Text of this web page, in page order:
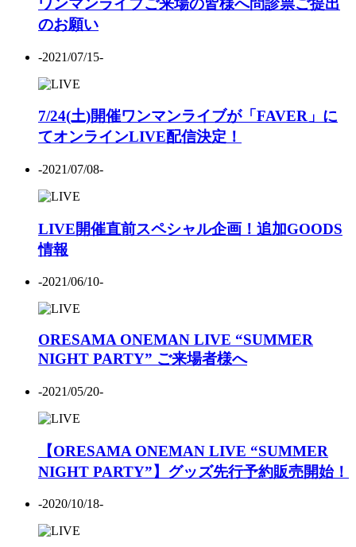
ワンマンライブご来場の皆様へ問診票ご提出
のお願い
-2021/07/15-
7/24(土)開催ワンマンライブが「FAVER」に
てオンラインLIVE配信決定！
-2021/07/08-
LIVE開催直前スペシャル企画！追加GOODS
情報
-2021/06/10-
ORESAMA ONEMAN LIVE “SUMMER
NIGHT PARTY” ご来場者様へ
-2021/05/20-
【ORESAMA ONEMAN LIVE “SUMMER
NIGHT PARTY”】グッズ先行予約販売開始！
-2020/10/18-